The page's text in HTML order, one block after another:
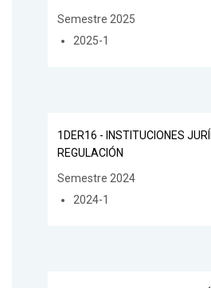
Semestre 2025
2025-1
1DER16 - INSTITUCIONES
REGULACIÓN
Semestre 2024
2024-1